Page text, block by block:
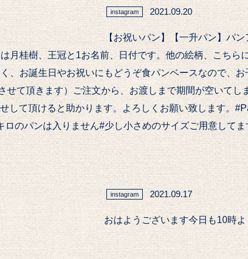
instagram 2021.09.20
【お祝いパン】【一升パン】パ
月桂樹、王冠と1お名前、日付です。他の絵柄、こち
、お誕生日やお祝いにもどうぞ️食パンベースなので、
せて頂きます）ご注文から、お渡しまで期間が空いて
して頂けると助かります。よろしくお願い致します。
のパンは入りません#少し小さめのサイズご用意してま
instagram 2021.09.17
おはようございます今日も10時